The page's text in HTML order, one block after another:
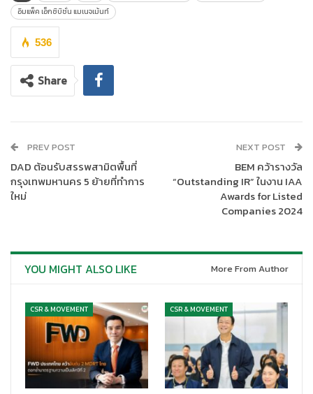
อิมแพ็ค เอ็กซิบิชั่น แมเนจเม้นท์
536
Share
PREV POST
DAD ต้อนรับสรรพสามิตพื้นที่
กรุงเทพมหานคร 5 ย้ายที่ทำการ
ใหม่
NEXT POST
BEM คว้ารางวัล
“Outstanding IR” ในงาน IAA
Awards for Listed
Companies 2024
YOU MIGHT ALSO LIKE More From Author
CSR & MOVEMENT CSR & MOVEMENT